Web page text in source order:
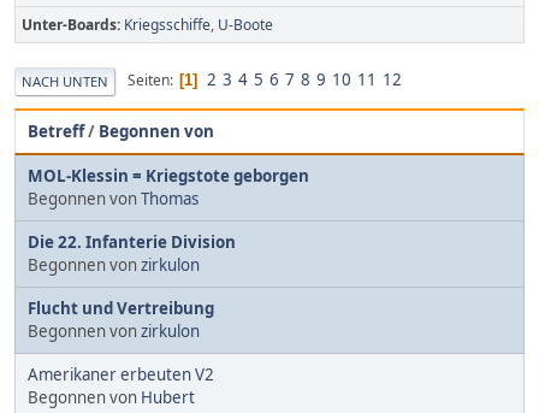
Unter-Boards Kriegsschiffe U-Boote
NACH UNTEN Seiten 1 2 3 4 5 6 7 8 9 10 11 12
Betreff/ Begonnen von
MOL-Klessin = Kriegstote geborgen
Begonnen vonThomas
Die 22. Infanterie Division
Begonnen vonzirkulon
Flucht und Vertreibung
Begonnen vonzirkulon
Amerikaner erbeuten V2
Begonnen von Hubert